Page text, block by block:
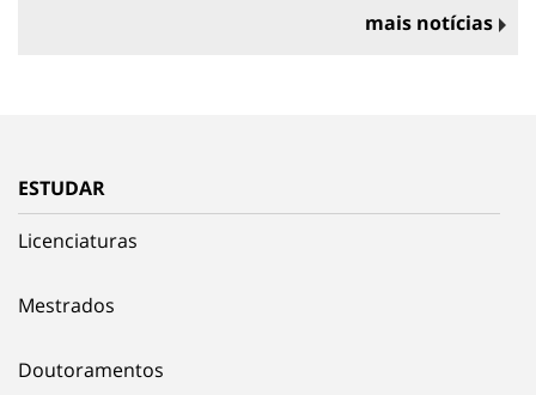
mais notícias
ESTUDAR
Licenciaturas
Mestrados
Doutoramentos